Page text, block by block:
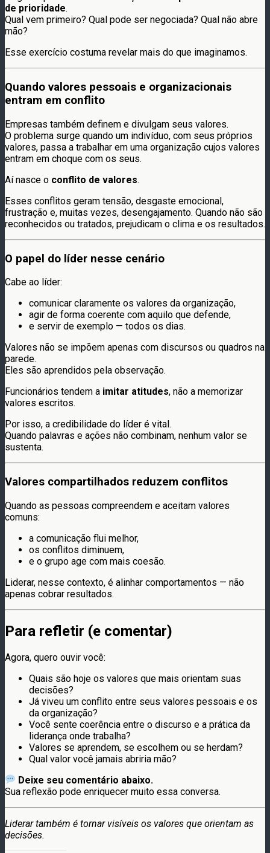
de prioridade.
Qual vem primeiro? Qual pode ser negociada? Qual não abre
mão?
Esse exercício costuma revelar mais do que imaginamos.
Quando valores pessoais e organizacionais
entram em conflito
Empresas também definem e divulgam seus valores.
O problema surge quando um indivíduo, com seus próprios
valores, passa a trabalhar em uma organização cujos valores
entram em choque com os seus.
Aí nasce o conflito de valores.
Esses conflitos geram tensão, desgaste emocional,
frustração e, muitas vezes, desengajamento. Quando não são
reconhecidos ou tratados, prejudicam o clima e os resultados.
O papel do líder nesse cenário
Cabe ao líder:
comunicar claramente os valores da organização,
agir de forma coerente com aquilo que defende,
e servir de exemplo — todos os dias.
Valores não se impõem apenas com discursos ou quadros na
parede.
Eles são aprendidos pela observação.
Funcionários tendem a imitar atitudes, não a memorizar
valores escritos.
Por isso, a credibilidade do líder é vital.
Quando palavras e ações não combinam, nenhum valor se
sustenta.
Valores compartilhados reduzem conflitos
Quando as pessoas compreendem e aceitam valores
comuns:
a comunicação flui melhor,
os conflitos diminuem,
e o grupo age com mais coesão.
Liderar, nesse contexto, é alinhar comportamentos — não
apenas cobrar resultados.
Para refletir (e comentar)
Agora, quero ouvir você:
Quais são hoje os valores que mais orientam suas
decisões?
Já viveu um conflito entre seus valores pessoais e os
da organização?
Você sente coerência entre o discurso e a prática da
liderança onde trabalha?
Valores se aprendem, se escolhem ou se herdam?
Qual valor você jamais abriria mão?
Deixe seu comentário abaixo.
Sua reflexão pode enriquecer muito essa conversa.
Liderar também é tornar visíveis os valores que orientam as
decisões.